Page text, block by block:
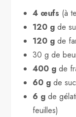
4 œufs (à
120 g de
120 g de
30 g de
400 g de
60 g de
6 g de
feuilles)